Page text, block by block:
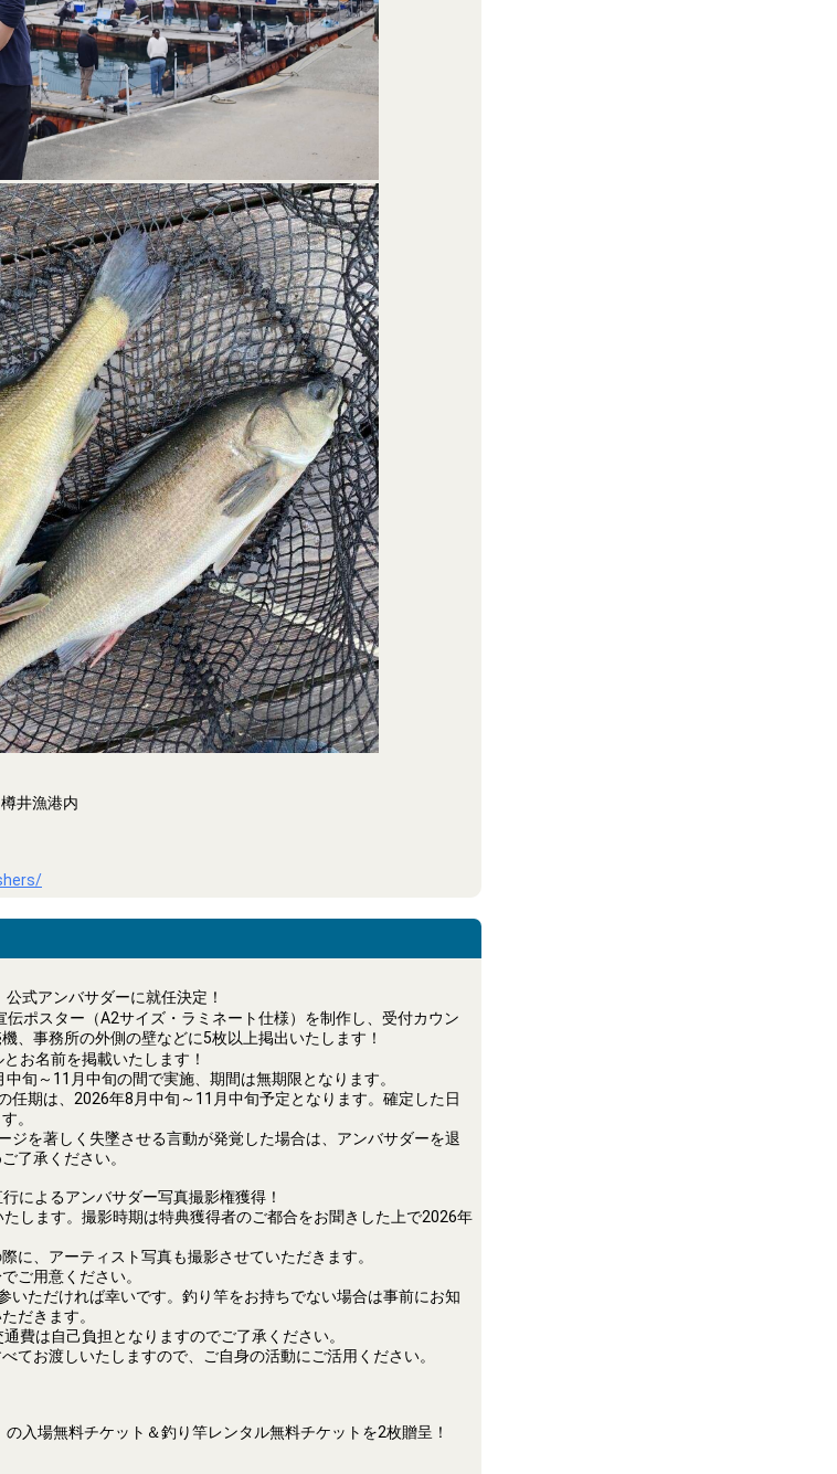
井漁港内
式アンバサダーに就任決定！
ポスター（A2サイズ・ラミネート仕様）を制作し、受付カウン
、事務所の外側の壁などに5枚以上掲出いたします！
お名前を掲載いたします！
旬～11月中旬の間で実施、期間は無期限となります。
任期は、2026年8月中旬～11月中旬予定となります。確定した日
。
ジを著しく失墜させる言動が発覚した場合は、アンバサダーを退
了承ください。
によるアンバサダー写真撮影権獲得！
します。撮影時期は特典獲得者のご都合をお聞きした上で2026年
に、アーティスト写真も撮影させていただきます。
ご用意ください。
いただければ幸いです。釣り竿をお持ちでない場合は事前にお知
だきます。
費は自己負担となりますのでご了承ください。
てお渡しいたしますので、ご自身の活動にご活用ください。
入場無料チケット＆釣り竿レンタル無料チケットを2枚贈呈！